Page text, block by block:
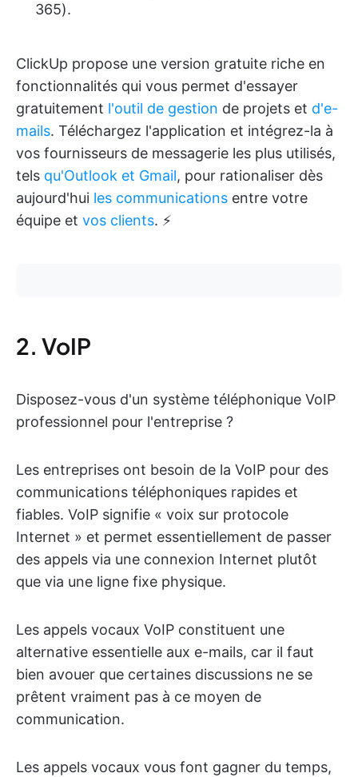
365).
ClickUp propose une version gratuite riche en
fonctionnalités qui vous permet d'essayer
gratuitement l'outil de gestion de projets et d'e-
mails. Téléchargez l'application et intégrez-la à
vos fournisseurs de messagerie les plus utilisés,
tels qu'Outlook et Gmail, pour rationaliser dès
aujourd'hui les communications entre votre
équipe et vos clients. ⚡️
2. VoIP
Disposez-vous d'un système téléphonique VoIP
professionnel pour l'entreprise ?
Les entreprises ont besoin de la VoIP pour des
communications téléphoniques rapides et
fiables. VoIP signifie « voix sur protocole
Internet » et permet essentiellement de passer
des appels via une connexion Internet plutôt
que via une ligne fixe physique.
Les appels vocaux VoIP constituent une
alternative essentielle aux e-mails, car il faut
bien avouer que certaines discussions ne se
prêtent vraiment pas à ce moyen de
communication.
Les appels vocaux vous font gagner du temps,